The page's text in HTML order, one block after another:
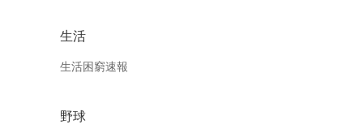
生活
生活困窮速報
野球